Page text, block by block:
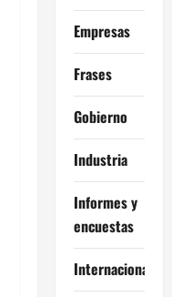
Empresas
Frases
Gobierno
Industria
Informes y
encuestas
Internacional